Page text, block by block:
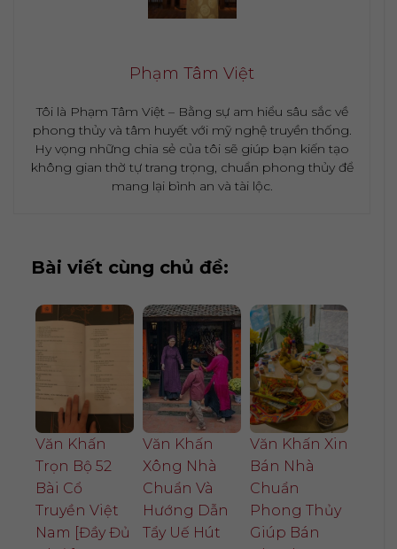
Phạm Tâm Việt
Tôi là Phạm Tâm Việt – Bằng sự am hiểu sâu sắc về
phong thủy và tâm huyết với mỹ nghệ truyền thống.
Hy vọng những chia sẻ của tôi sẽ giúp bạn kiến tạo
không gian thờ tự trang trọng, chuẩn phong thủy để
mang lại bình an và tài lộc.
Bài viết cùng chủ đề:
Văn Khấn
Trọn Bộ 52
Bài Cổ
Truyền Việt
Nam [Đầy Đủ
Văn Khấn
Xông Nhà
Chuẩn Và
Hướng Dẫn
Tẩy Uế Hút
Văn Khấn Xin
Bán Nhà
Chuẩn
Phong Thủy
Giúp Bán